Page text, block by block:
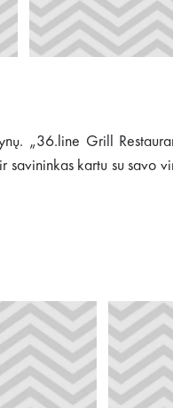
„36.line Grill
savininkas kartu su savo